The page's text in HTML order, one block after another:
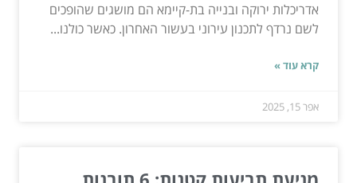
אדריכלות ירוקה ובנייה בת-קיימא הם מושגים שהופכים
לשם נרדף לתכנון עירוני בעשור האחרון. כאשר כולנו...
קרא עוד »
אפר 15, 2025